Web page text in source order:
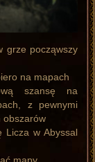
grze począwszy
na mapach
szansę na
z pewnymi
obszarów
Licza w Abyssal